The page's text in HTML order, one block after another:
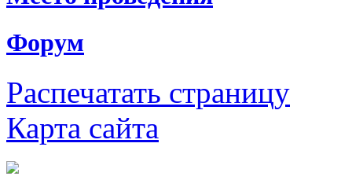
Форум
Распечатать страницу
Карта сайта